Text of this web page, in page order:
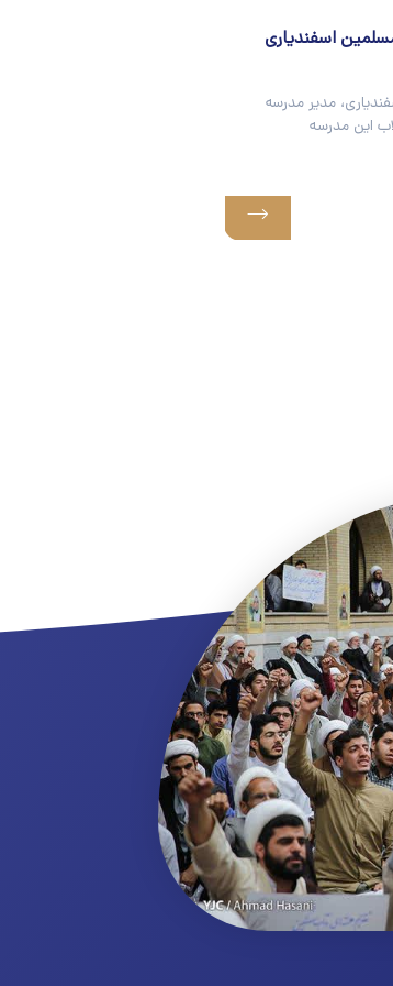
اسفندیاری
مدیر مدرسه
این مدرسه